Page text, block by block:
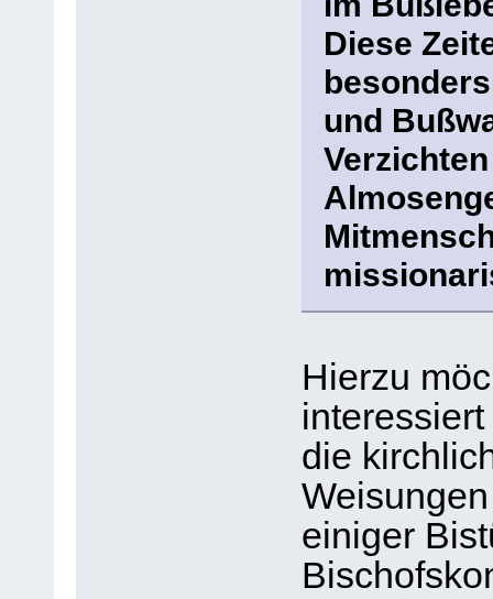
Diese
und
Hierzu
die
einiger